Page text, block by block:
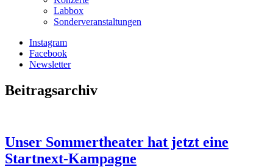
Labbox
Sonderveranstaltungen
Instagram
Facebook
Newsletter
Beitragsarchiv
Unser Sommertheater hat jetzt eine
Startnext-Kampagne